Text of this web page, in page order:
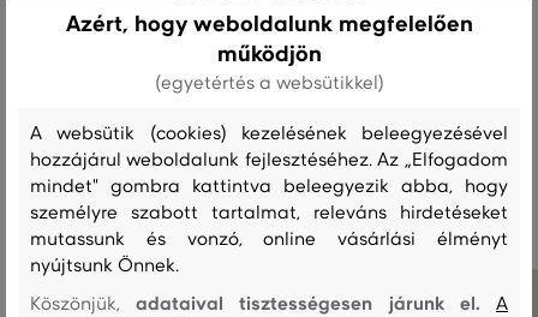
SZÁRÍTÁS
Ajánlott termékek
Azért, hogy weboldalunk megfelelően
működjön
(egyetértés a websütikkel)
A websütik (cookies) kezelésének beleegyezésével
hozzájárul weboldalunk fejlesztéséhez. Az „Elfogadom
mindet" gombra kattintva beleegyezik abba, hogy
személyre szabott tartalmat, releváns hirdetéseket
mutassunk és vonzó, online vásárlási élményt
nyújtsunk Önnek.
Köszönjük,adataival tisztességesen járunk el.A